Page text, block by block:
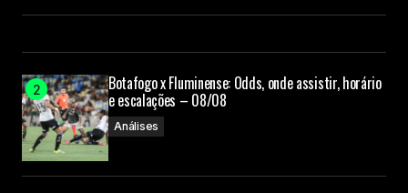
Botafogo x Fluminense: Odds, onde assistir, horário
e escalações – 08/08
Análises